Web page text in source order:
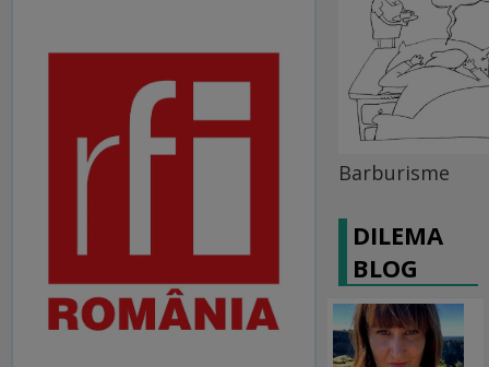
Barburisme
DILEMA
BLOG